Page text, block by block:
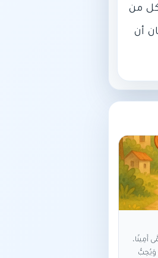
من
أن
وَيُحِبُّ